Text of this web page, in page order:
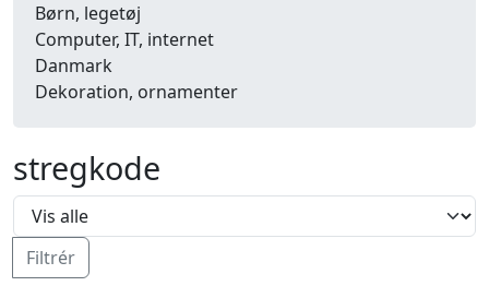
Børn, legetøj
Computer, IT, internet
Danmark
Dekoration, ornamenter
Efterår
Energi, miljø, økologi
Erhverv
Fænomener, begreber
Fastelavn, karneval
stregkode
Filtrér